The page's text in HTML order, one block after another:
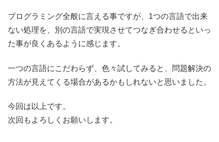
プログラミング全般に言える事ですが、1つの言語で出来
ない処理を、別の言語で実現させてつなぎ合わせるといっ
た事が良くあるように感じます。
一つの言語にこだわらず、色々試してみると、問題解決の
方法が見えてくる場合があるかもしれないと思いました。
今回は以上です。
次回もよろしくお願いします。